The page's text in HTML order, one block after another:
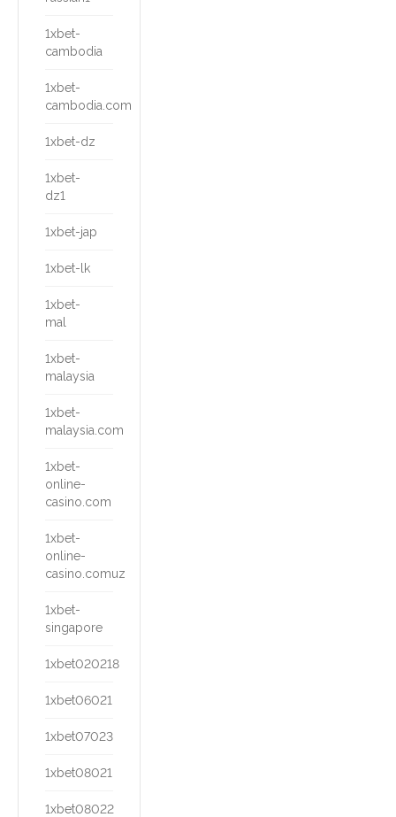
1xbet-
cambodia
1xbet-
cambodia.com
1xbet-dz
1xbet-
dz1
1xbet-jap
1xbet-lk
1xbet-
mal
1xbet-
malaysia
1xbet-
malaysia.com
1xbet-
online-
casino.com
1xbet-
online-
casino.comuz
1xbet-
singapore
1xbet020218
1xbet06021
1xbet07023
1xbet08021
1xbet08022